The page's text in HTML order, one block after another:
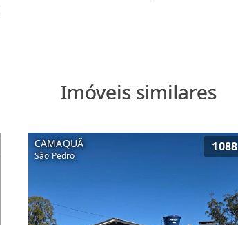
Imóveis similares
CAMAQUÃ
São Pedro
1088